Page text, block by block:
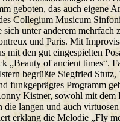
geboten, das auch eigene
Collegium Musicum
unter anderem
und Paris. Mit
den gut eingespielten
„Beauty of ancient times“.
begrüßte Siegfried
Programm
Kistner, sowohl mit
langen und auch
erklang die Melodie „Fly